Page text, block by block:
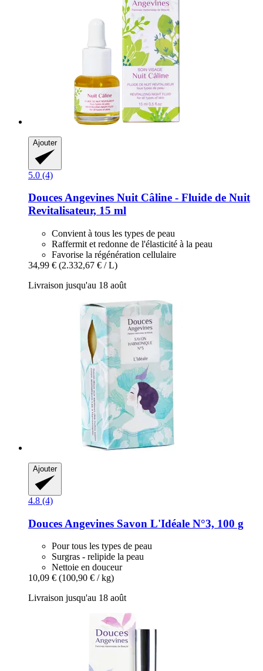
Ajouter
5.0 (4)
Douces Angevines Nuit Câline -​ Fluide de Nuit
Revitalisateur, 15 ml
Convient à tous les types de peau
Raffermit et redonne de l'élasticité à la peau
Favorise la régénération cellulaire
34,99 € (2.332,67 € / L)
Livraison jusqu'au 18 août
Ajouter
4.8 (4)
Douces Angevines Savon L'Idéale N°3, 100 g
Pour tous les types de peau
Surgras - relipide la peau
Nettoie en douceur
10,09 € (100,90 € / kg)
Livraison jusqu'au 18 août